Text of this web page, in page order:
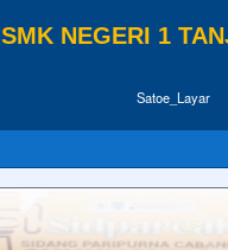
SMK NEGERI 1
Satoe_Layar